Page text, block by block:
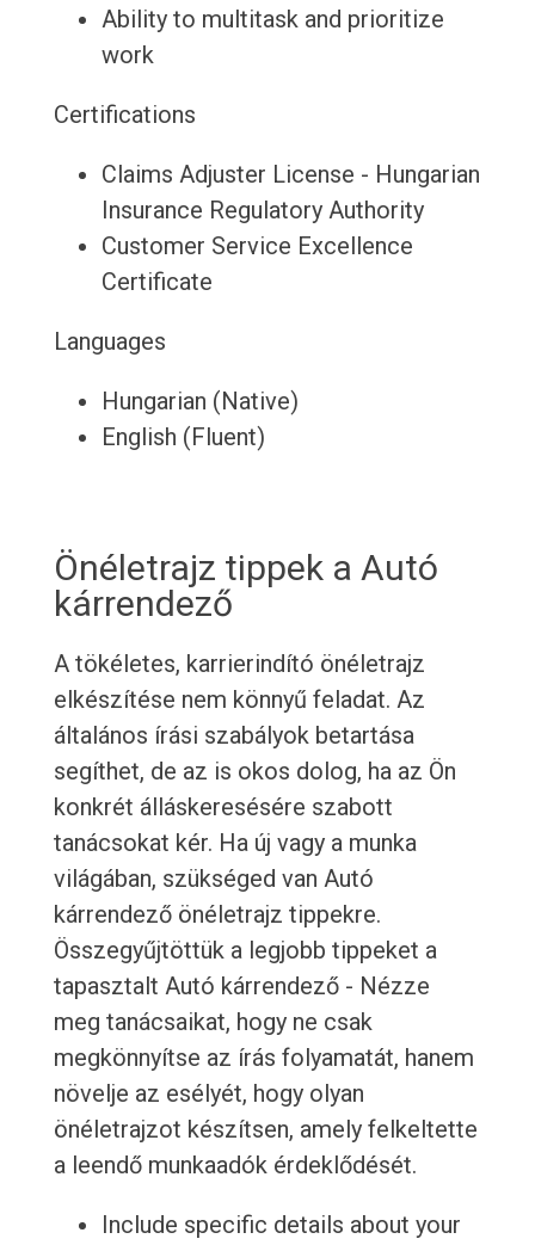
Ability to multitask and prioritize
work
Certifications
Claims Adjuster License - Hungarian
Insurance Regulatory Authority
Customer Service Excellence
Certificate
Languages
Hungarian (Native)
English (Fluent)
Önéletrajz tippek a Autó
kárrendező
A tökéletes, karrierindító önéletrajz
elkészítése nem könnyű feladat. Az
általános írási szabályok betartása
segíthet, de az is okos dolog, ha az Ön
konkrét álláskeresésére szabott
tanácsokat kér. Ha új vagy a munka
világában, szükséged van Autó
kárrendező önéletrajz tippekre.
Összegyűjtöttük a legjobb tippeket a
tapasztalt Autó kárrendező - Nézze
meg tanácsaikat, hogy ne csak
megkönnyítse az írás folyamatát, hanem
növelje az esélyét, hogy olyan
önéletrajzot készítsen, amely felkeltette
a leendő munkaadók érdeklődését.
Include specific details about your